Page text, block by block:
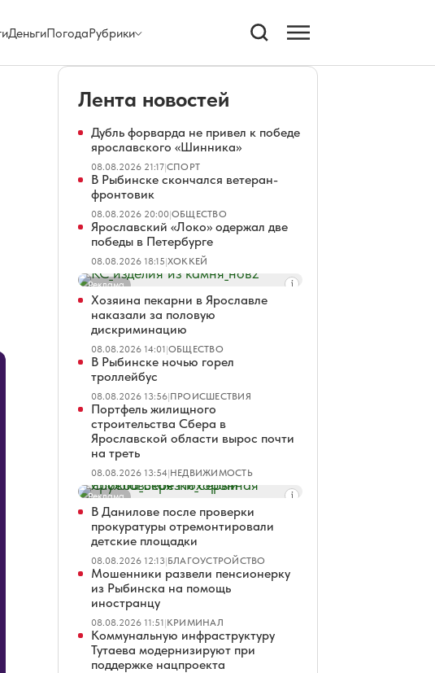
ДеньгиПогодаРубрики
Лента новостей
Дубль форварда не привел к победе
ярославского «Шинника»
08.08.2026 21:17|СПОРТ
В Рыбинске скончался ветеран-
фронтовик
08.08.2026 20:00|ОБЩЕСТВО
Ярославский «Локо» одержал две
победы в Петербурге
08.08.2026 18:15|ХОККЕЙ
Реклама
Хозяина пекарни в Ярославле
наказали за половую
дискриминацию
08.08.2026 14:01|ОБЩЕСТВО
В Рыбинске ночью горел
троллейбус
08.08.2026 13:56|ПРОИСШЕСТВИЯ
Портфель жилищного
строительства Сбера в
Ярославской области вырос почти
на треть
08.08.2026 13:54|НЕДВИЖИМОСТЬ
Реклама
В Данилове после проверки
прокуратуры отремонтировали
детские площадки
08.08.2026 12:13|БЛАГОУСТРОЙСТВО
Мошенники развели пенсионерку
из Рыбинска на помощь
иностранцу
08.08.2026 11:51|КРИМИНАЛ
Коммунальную инфраструктуру
Тутаева модернизируют при
поддержке нацпроекта